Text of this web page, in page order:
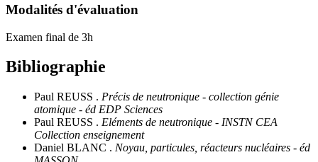
Modalités d'évaluation
Examen final de 3h
Bibliographie
Paul REUSS . Précis de neutronique - collection génie
atomique - éd EDP Sciences
Paul REUSS . Eléments de neutronique - INSTN CEA
Collection enseignement
Daniel BLANC . Noyau, particules, réacteurs nucléaires - éd